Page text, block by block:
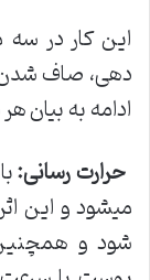
این کار در سه
دهی، صاف
ادامه به بیان
حرارت رسانی:
می­شود و این
شود و